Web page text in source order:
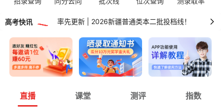
高考快讯
率先更新 | 2026湖南普通类专科投档线！
率先更新 | 2026新疆普通类本二批投档线！
率先更新 | 2026广东普通类专科投档线！
直播 课堂 测评 指数